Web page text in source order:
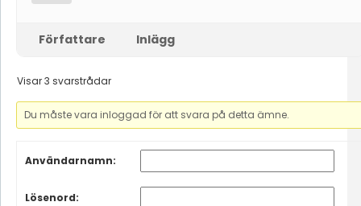
Författare Inlägg
Visar 3 svarstrådar
Du måste vara inloggad för att svara på detta ämne.
Användarnamn:
Lösenord: